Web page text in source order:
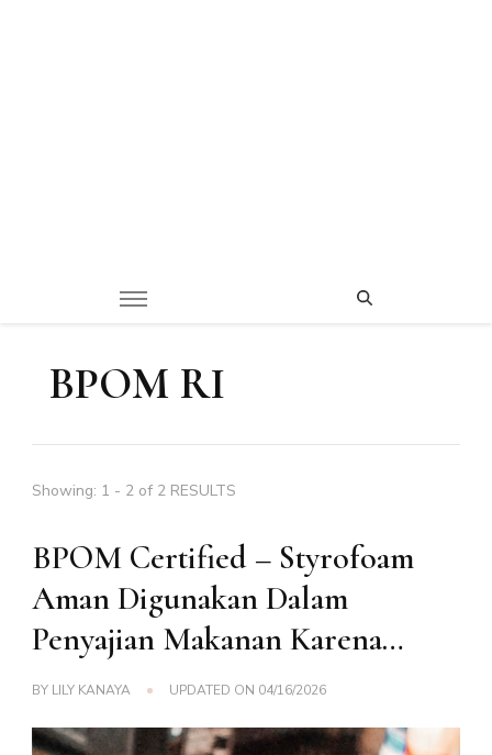
BPOM RI
Showing: 1 - 2 of 2 RESULTS
BPOM Certified – Styrofoam
Aman Digunakan Dalam
Penyajian Makanan Karena…
BY LILY KANAYA UPDATED ON 04/16/2026